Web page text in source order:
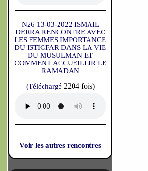
N26 13-03-2022 ISMAIL
DERRA RENCONTRE AVEC
LES FEMMES IMPORTANCE
DU ISTIGFAR DANS LA VIE
DU MUSULMAN ET
COMMENT ACCUEILLIR LE
RAMADAN
(Téléchargé 2204 fois)
Voir les autres rencontres